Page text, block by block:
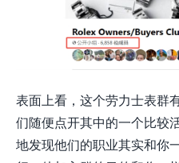
表面上看，这个劳力士表群
们随便点开其中的一个比较
地发现他们的职业其实和你